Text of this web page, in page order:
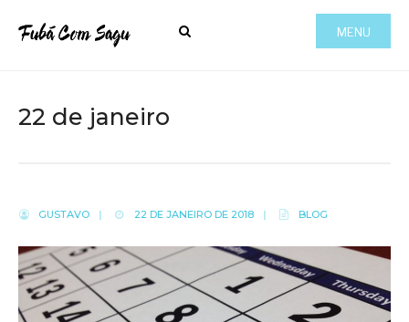
MENU
22 de janeiro
GUSTAVO | 22 DE JANEIRO DE 2018 | BLOG